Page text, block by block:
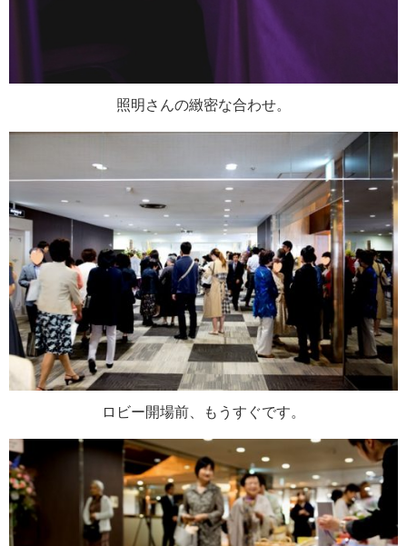
照明さんの緻密な合わせ。
ロビー開場前、もうすぐです。